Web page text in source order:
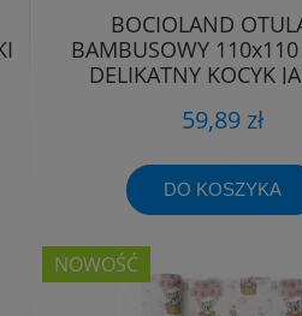
BOCIOLAND
BAMBUSOWY
DELIKATNY KOCYK
59,89 zł
DO KOSZYKA
NOWOŚĆ